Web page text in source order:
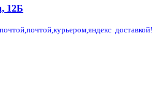
12Б
почтой,курьером,яндекс доставкой!